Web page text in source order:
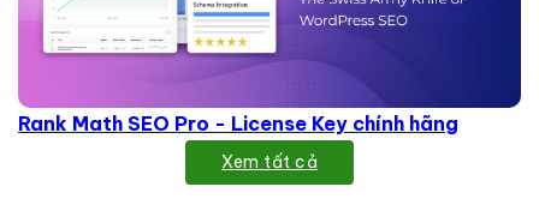
Rank Math SEO Pro - License Key chính hãng
Xem tất cả